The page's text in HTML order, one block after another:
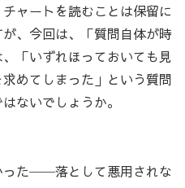
ャートを読むことは保留に
、今回は、「質問自体が時
「いずれほっておいても見
めてしまった」という質問
ないでしょうか。
った──落として悪用されな